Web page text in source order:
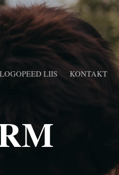
LOGOPEED LIIS KONTAKT